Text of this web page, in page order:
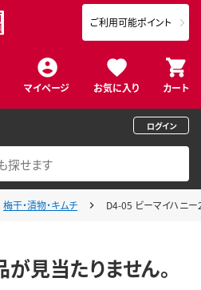
マイページ お気に入り カート
ご利用可能ポイント
ログイン
梅干・漬物・キムチ D4-05 ビーマイハニー
見当たりません。